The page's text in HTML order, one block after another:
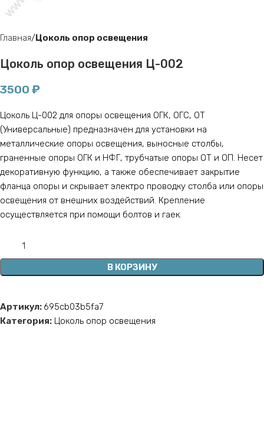
Главная Цоколь опор освещения
Цоколь опор освещения Ц-002
3500 ₽
Цоколь Ц-002 для опоры освещения ОГК, ОГС, ОТ
(Универсальные) предназначен для установки на
металлические опоры освещения, выносные столбы,
граненные опоры ОГК и НФГ, трубчатые опоры ОТ и ОП. Несет
декоративную функцию, а также обеспечивает закрытие
фланца опоры и скрывает электро проводку столба или опоры
освещения от внешних воздействий. Крепление
осуществляется при помощи болтов и гаек.
В КОРЗИНУ
Артикул: 695cb03b5fa7
Категория: Цоколь опор освещения